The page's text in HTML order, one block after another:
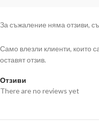
За съжаление няма отзиви,
Отзиви
There are no reviews yet
Само влезли клиенти, които
оставят отзив.